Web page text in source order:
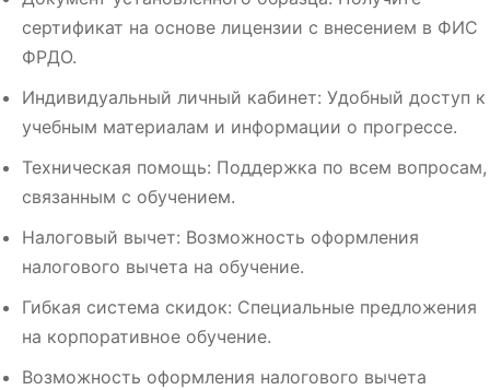
сертификат на основе лицензии с внесением в ФИС
ФРДО.
Индивидуальный личный кабинет: Удобный доступ к
учебным материалам и информации о прогрессе.
Техническая помощь: Поддержка по всем вопросам,
связанным с обучением.
Налоговый вычет: Возможность оформления
налогового вычета на обучение.
Гибкая система скидок: Специальные предложения
на корпоративное обучение.
Возможность оформления налогового вычета